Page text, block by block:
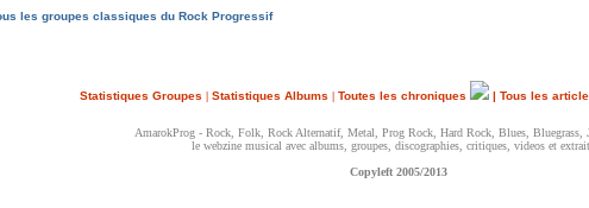
les groupes classiques du Rock Progressif
Statistiques Groupes | Statistiques Albums | Toutes les chroniques | Tous les
AmarokProg - Rock, Folk, Rock Alternatif, Metal, Prog Rock, Hard Rock, Blues, Bluegrass,
le webzine musical avec albums, groupes, discographies, critiques, videos et
Copyleft 2005/2013